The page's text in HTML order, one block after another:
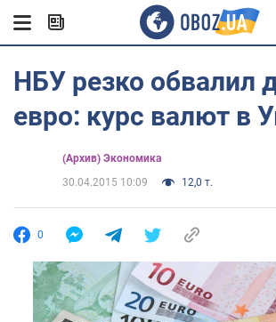
НБУ резко обвалил
евро: курс валют в
(Архив) Экономика
30.04.2015 10:09
12,0 т.
0